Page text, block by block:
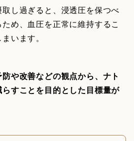
し過ぎると、浸透圧を保つべ
め、血圧を正常に維持するこ
います。
や改善などの観点から、ナト
すことを目的とした目標量が